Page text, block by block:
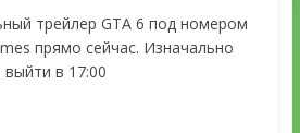
трейлер GTA 6 под номером
прямо сейчас. Изначально
в 17:00